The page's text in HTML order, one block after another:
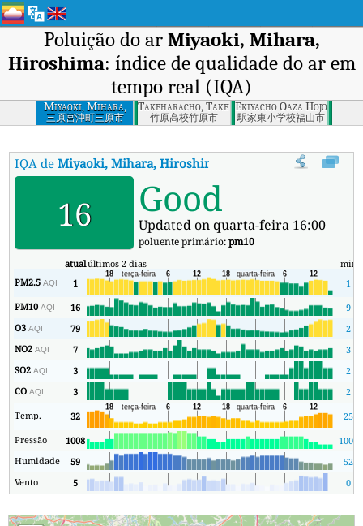
Poluição do ar Miyaoki, Mihara,
Hiroshima: índice de qualidade do ar em
tempo real (IQA)
Miyaoki, Mihara,
Hiroshima
三原宮沖町三原市
Takeharacho, Takehara, Hiroshima
竹原高校竹原市
Ekiyacho Oaza Hojoji,
駅家東小学校福山市
IQA deMiyaoki, Mihara, Hiroshima Índice de Qualidade do Ar
16 Good
Updated on quarta-feira 16:00
poluente primário:pm10
atualúltimos 2 dias min
PM2.5AQI 1
1
PM10AQI 16
9
O3AQI 79
2
NO2AQI 7
3
SO2AQI 3
2
COAQI 3
2
Temp.
32
25
Pressão
1008 1008
Humidade
59 52
Vento
5 0